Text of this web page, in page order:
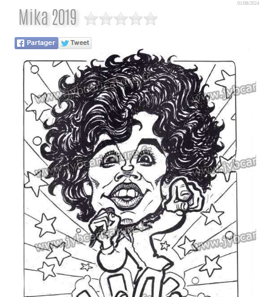
Mika 2019
01/08/2024